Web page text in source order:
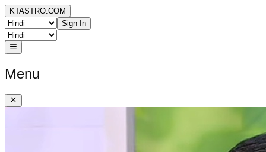
KTASTRO.COM
Sign In
Menu